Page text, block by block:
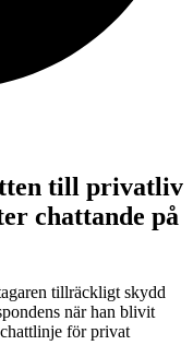
till privatliv
chattande på
tillräckligt skydd
när han blivit
för privat